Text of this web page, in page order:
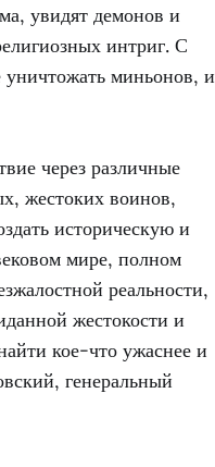
увидят демонов и
интриг. С
миньонов, и
через различные
жестоких воинов,
историческую и
мире, полном
реальности,
жестокости и
кое-что ужаснее и
генеральный